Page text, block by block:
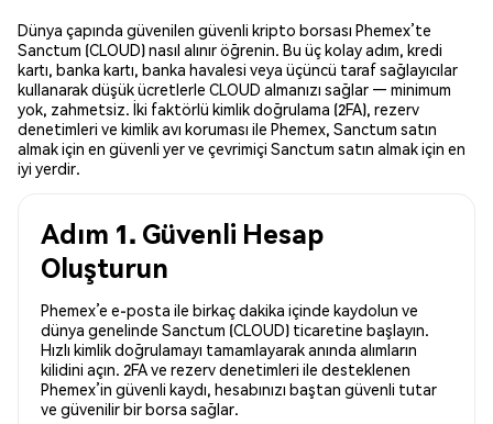
Dünya çapında güvenilen güvenli kripto borsası Phemex’te
Sanctum (CLOUD) nasıl alınır öğrenin. Bu üç kolay adım, kredi
kartı, banka kartı, banka havalesi veya üçüncü taraf sağlayıcılar
kullanarak düşük ücretlerle CLOUD almanızı sağlar — minimum
yok, zahmetsiz. İki faktörlü kimlik doğrulama (2FA), rezerv
denetimleri ve kimlik avı koruması ile Phemex, Sanctum satın
almak için en güvenli yer ve çevrimiçi Sanctum satın almak için en
iyi yerdir.
Adım 1. Güvenli Hesap
Oluşturun
Phemex’e e-posta ile birkaç dakika içinde kaydolun ve
dünya genelinde Sanctum (CLOUD) ticaretine başlayın.
Hızlı kimlik doğrulamayı tamamlayarak anında alımların
kilidini açın. 2FA ve rezerv denetimleri ile desteklenen
Phemex’in güvenli kaydı, hesabınızı baştan güvenli tutar
ve güvenilir bir borsa sağlar.